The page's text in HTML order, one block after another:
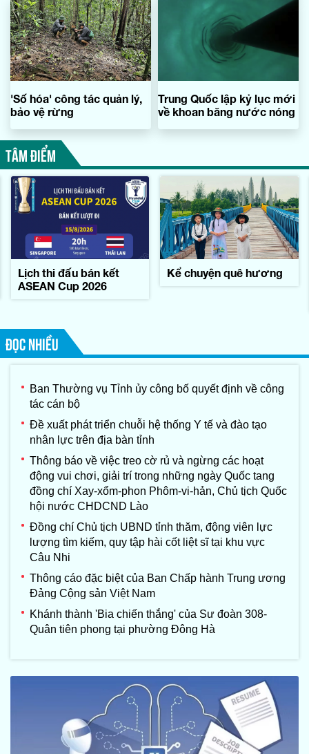
'Số hóa' công tác quản lý,
bảo vệ rừng
Trung Quốc lập kỷ lục mới
về khoan băng nước nóng
TÂM ĐIỂM
Lịch thi đấu bán kết
ASEAN Cup 2026
Kể chuyện quê hương
ĐỌC NHIỀU
Ban Thường vụ Tỉnh ủy công bố quyết định về công
tác cán bộ
Đề xuất phát triển chuỗi hệ thống Y tế và đào tạo
nhân lực trên địa bàn tỉnh
Thông báo về việc treo cờ rủ và ngừng các hoạt
động vui chơi, giải trí trong những ngày Quốc tang
đồng chí Xay-xổm-phon Phôm-vi-hản, Chủ tịch Quốc
hội nước CHDCND Lào
Đồng chí Chủ tịch UBND tỉnh thăm, động viên lực
lượng tìm kiếm, quy tập hài cốt liệt sĩ tại khu vực
Câu Nhi
Thông cáo đặc biệt của Ban Chấp hành Trung ương
Đảng Cộng sản Việt Nam
Khánh thành 'Bia chiến thắng' của Sư đoàn 308-
Quân tiên phong tại phường Đông Hà